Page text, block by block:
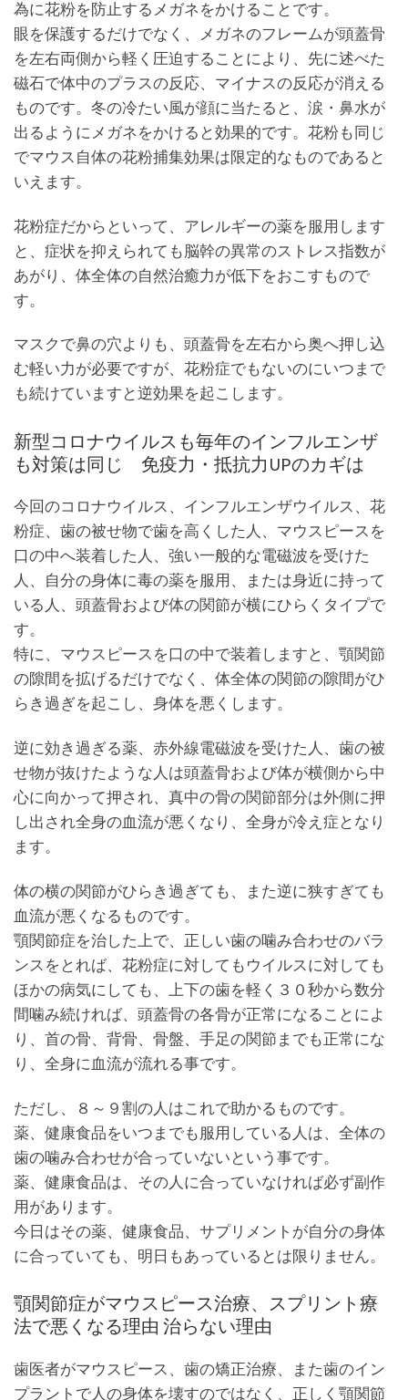
為に花粉を防止するメガネをかけることです。
眼を保護するだけでなく、メガネのフレームが頭蓋骨
を左右両側から軽く圧迫することにより、先に述べた
磁石で体中のプラスの反応、マイナスの反応が消える
ものです。冬の冷たい風が顔に当たると、涙・鼻水が
出るようにメガネをかけると効果的です。花粉も同じ
でマウス自体の花粉捕集効果は限定的なものであると
いえます。
花粉症だからといって、アレルギーの薬を服用します
と、症状を抑えられても脳幹の異常のストレス指数が
あがり、体全体の自然治癒力が低下をおこすもので
す。
マスクで鼻の穴よりも、頭蓋骨を左右から奥へ押し込
む軽い力が必要ですが、花粉症でもないのにいつまで
も続けていますと逆効果を起こします。
新型コロナウイルスも毎年のインフルエンザ
も対策は同じ 免疫力・抵抗力UPのカギは
今回のコロナウイルス、インフルエンザウイルス、花
粉症、歯の被せ物で歯を高くした人、マウスピースを
口の中へ装着した人、強い一般的な電磁波を受けた
人、自分の身体に毒の薬を服用、または身近に持って
いる人、頭蓋骨および体の関節が横にひらくタイプで
す。
特に、マウスピースを口の中で装着しますと、顎関節
の隙間を拡げるだけでなく、体全体の関節の隙間がひ
らき過ぎを起こし、身体を悪くします。
逆に効き過ぎる薬、赤外線電磁波を受けた人、歯の被
せ物が抜けたような人は頭蓋骨および体が横側から中
心に向かって押され、真中の骨の関節部分は外側に押
し出され全身の血流が悪くなり、全身が冷え症となり
ます。
体の横の関節がひらき過ぎても、また逆に狭すぎても
血流が悪くなるものです。
顎関節症を治した上で、正しい歯の噛み合わせのバラ
ンスをとれば、花粉症に対してもウイルスに対しても
ほかの病気にしても、上下の歯を軽く３０秒から数分
間噛み続ければ、頭蓋骨の各骨が正常になることによ
り、首の骨、背骨、骨盤、手足の関節までも正常にな
り、全身に血流が流れる事です。
ただし、８～９割の人はこれで助かるものです。
薬、健康食品をいつまでも服用している人は、全体の
歯の噛み合わせが合っていないという事です。
薬、健康食品は、その人に合っていなければ必ず副作
用があります。
今日はその薬、健康食品、サプリメントが自分の身体
に合っていても、明日もあっているとは限りません。
顎関節症がマウスピース治療、スプリント療
法で悪くなる理由 治らない理由
歯医者がマウスピース、歯の矯正治療、また歯のイン
プラントで人の身体を壊すのではなく、正しく顎関節